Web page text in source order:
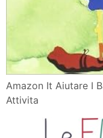
Amazon It Aiutare I
Attivita